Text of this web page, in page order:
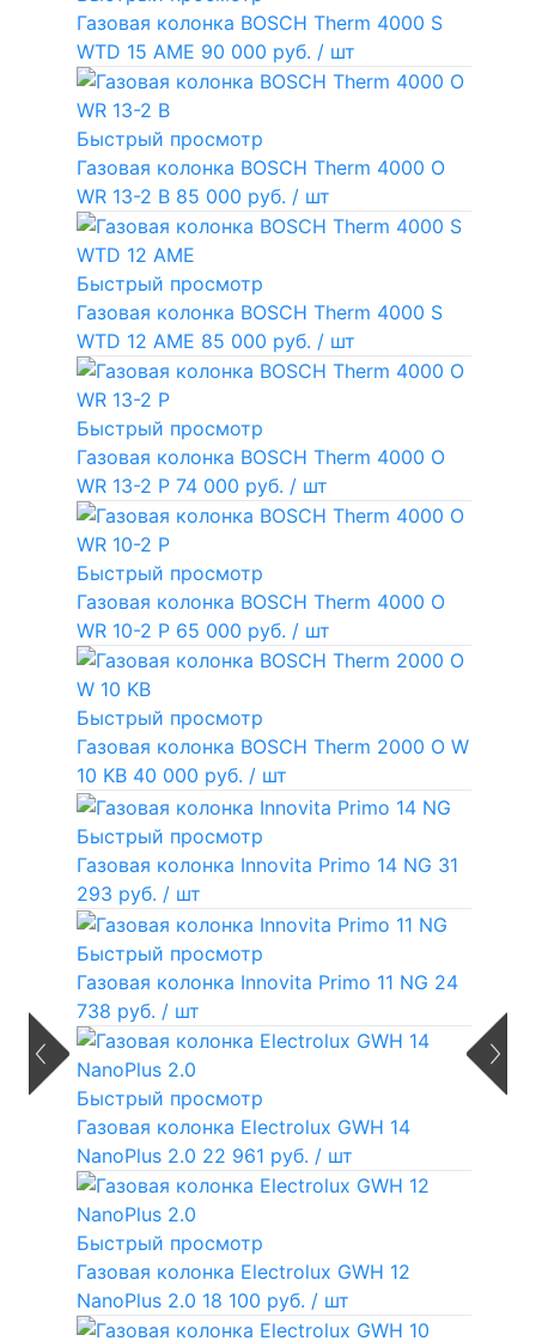
Газовая колонка BOSCH Therm 4000 S
WTD 15 AME 90 000 руб. / шт
Быстрый просмотр
Газовая колонка BOSCH Therm 4000 O
WR 13-2 В 85 000 руб. / шт
Быстрый просмотр
Газовая колонка BOSCH Therm 4000 S
WTD 12 AME 85 000 руб. / шт
Быстрый просмотр
Газовая колонка BOSCH Therm 4000 O
WR 13-2 P 74 000 руб. / шт
Быстрый просмотр
Газовая колонка BOSCH Therm 4000 O
WR 10-2 P 65 000 руб. / шт
Быстрый просмотр
Газовая колонка BOSCH Therm 2000 O W
10 KB 40 000 руб. / шт
Быстрый просмотр
Газовая колонка Innovita Primo 14 NG 31
293 руб. / шт
Быстрый просмотр
Газовая колонка Innovita Primo 11 NG 24
738 руб. / шт
Быстрый просмотр
Газовая колонка Electrolux GWH 14
NanoPlus 2.0 22 961 руб. / шт
Быстрый просмотр
Газовая колонка Electrolux GWH 12
NanoPlus 2.0 18 100 руб. / шт